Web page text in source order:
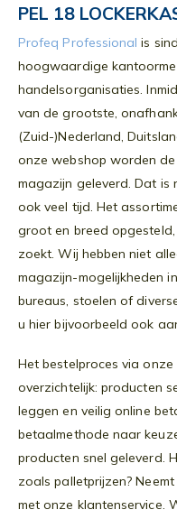
PEL 18
Profeq Professional is
hoogwaardige
handelsorganisaties.
van de grootste,
(Zuid-)Nederland,
onze webshop worden
magazijn geleverd. Dat is
ook veel tijd. Het
groot en breed
zoekt. Wij hebben niet
magazijn-mogelijkheden
bureaus, stoelen of
u hier bijvoorbeeld ook
Het bestelproces via
overzichtelijk: producten
leggen en veilig online
betaalmethode naar
producten snel geleverd.
zoals palletprijzen?
met onze klantenservice.